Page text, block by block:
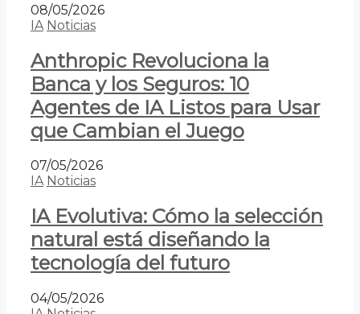
08/05/2026
IA Noticias
Anthropic Revoluciona la
Banca y los Seguros: 10
Agentes de IA Listos para Usar
que Cambian el Juego
07/05/2026
IA Noticias
IA Evolutiva: Cómo la selección
natural está diseñando la
tecnología del futuro
04/05/2026